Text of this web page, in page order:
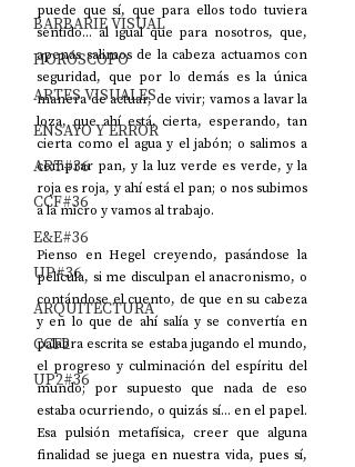
BARBARIE VISUAL
HORÓSCOPO
ARTES VISUALES
ENSAYO Y ERROR
ART#36
CCF#36
E&E#36
UP#36
ARQUITECTURA
CCF2
UP2#36
puede que sí, que para ellos todo tuviera
sentido... al igual que para nosotros, que,
apenas salimos de la cabeza actuamos con
seguridad, que por lo demás es la única
manera de actuar, de vivir; vamos a lavar la
loza, que ahí está, cierta, esperando, tan
cierta como el agua y el jabón; o salimos a
comprar pan, y la luz verde es verde, y la
roja es roja, y ahí está el pan; o nos subimos
a la micro y vamos al trabajo.
Pienso en Hegel creyendo, pasándose la
película, si me disculpan el anacronismo, o
contándose el cuento, de que en su cabeza
y en lo que de ahí salía y se convertía en
palabra escrita se estaba jugando el mundo,
el progreso y culminación del espíritu del
mundo; por supuesto que nada de eso
estaba ocurriendo, o quizás sí... en el papel.
Esa pulsión metafísica, creer que alguna
finalidad se juega en nuestra vida, pues sí,